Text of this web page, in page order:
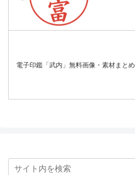
電子印鑑「武内」無料画像・素材まとめ